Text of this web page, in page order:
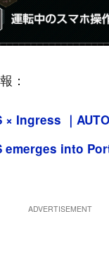
：
× Ingress ｜
emerges into